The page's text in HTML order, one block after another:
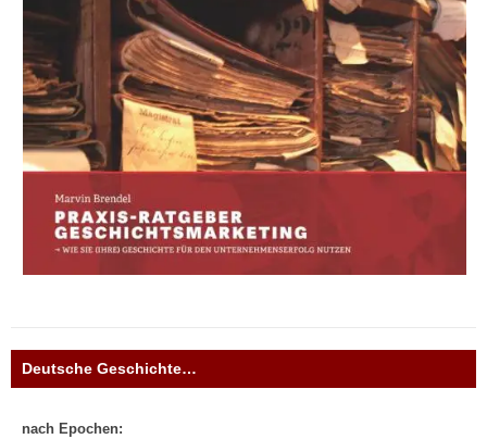
Deutsche Geschichte…
nach Epochen: